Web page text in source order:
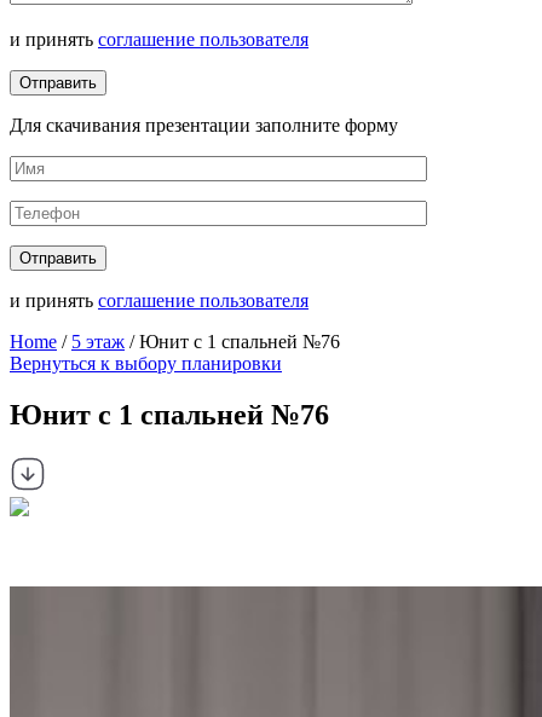
и принять соглашение пользователя
Для скачивания презентации заполните форму
и принять соглашение пользователя
Home / 5 этаж / Юнит с 1 спальней №76
Вернуться к выбору планировки
Юнит с 1 спальней №76